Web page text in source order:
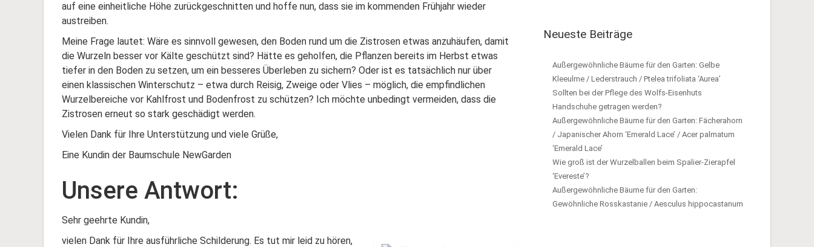
auf eine einheitliche Höhe zurückgeschnitten und hoffe nun, dass sie im kommenden Frühjahr wieder
austreiben.
Meine Frage lautet: Wäre es sinnvoll gewesen, den Boden rund um die Zistrosen etwas anzuhäufen, damit
die Wurzeln besser vor Kälte geschützt sind? Hätte es geholfen, die Pflanzen bereits im Herbst etwas
tiefer in den Boden zu setzen, um ein besseres Überleben zu sichern? Oder ist es tatsächlich nur über
einen klassischen Winterschutz – etwa durch Reisig, Zweige oder Vlies – möglich, die empfindlichen
Wurzelbereiche vor Kahlfrost und Bodenfrost zu schützen? Ich möchte unbedingt vermeiden, dass die
Zistrosen erneut so stark geschädigt werden.
Vielen Dank für Ihre Unterstützung und viele Grüße,
Eine Kundin der Baumschule NewGarden
Unsere Antwort:
Sehr geehrte Kundin,
vielen Dank für Ihre ausführliche Schilderung. Es tut mir leid zu hören,
Neueste Beiträge
Außergewöhnliche Bäume für den Garten: Gelbe
Kleeulme / Lederstrauch / Ptelea trifoliata ‘Aurea’
Sollten bei der Pflege des Wolfs-Eisenhuts
Handschuhe getragen werden?
Außergewöhnliche Bäume für den Garten: Fächerahorn
/ Japanischer Ahorn ‘Emerald Lace’ / Acer palmatum
‘Emerald Lace’
Wie groß ist der Wurzelballen beim Spalier-Zierapfel
‘Evereste’?
Außergewöhnliche Bäume für den Garten:
Gewöhnliche Rosskastanie / Aesculus hippocastanum